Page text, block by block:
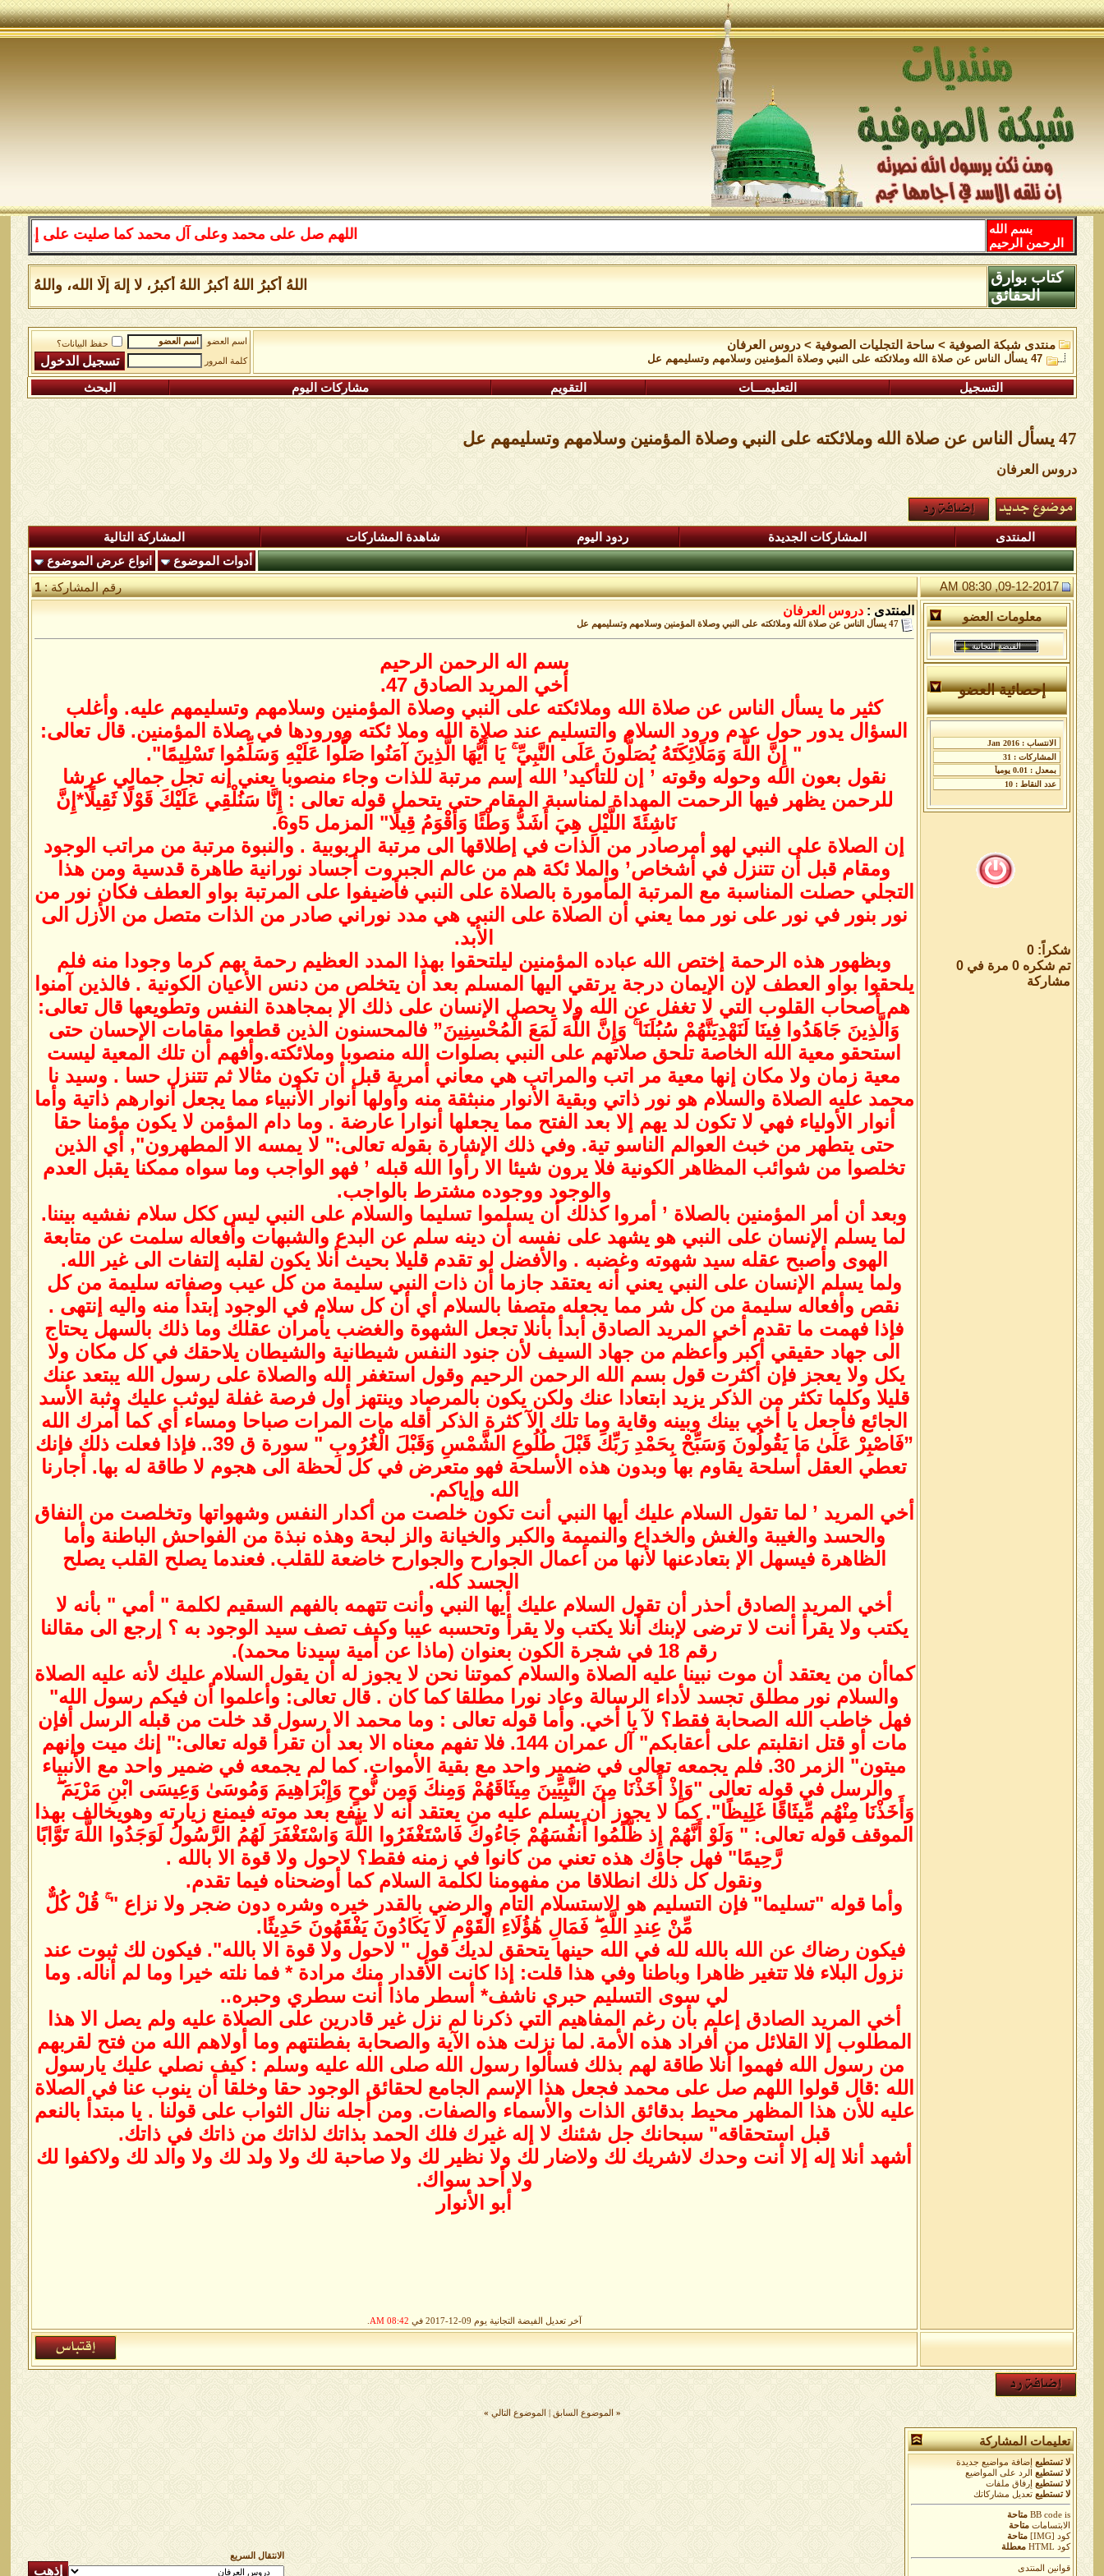
اللهم صل على محمد وعلى آل محمد كما صليت على إبراهيم وعلى
بسم الله
الرحمن الرحيم
اللهُ أكبرُ اللهُ أكبرُ اللهُ أكبرُ، لا إلهَ إلَّا الله، واللهُ
كتاب بوارق
الحقائق
منتدى شبكة الصوفية > ساحة التجليات الصوفية >دروس العرفان
47 يسأل الناس عن صلاة الله وملائكته على النبي وصلاة المؤمنين وسلامهم وتسليمهم عل
اسم العضو
حفظ البيانات؟
كلمة المرور
التسجيل التعليمـــات التقويم مشاركات اليوم البحث
47 يسأل الناس عن صلاة الله وملائكته على النبي وصلاة المؤمنين وسلامهم وتسليمهم عل
دروس العرفان
المنتدى المشاركات الجديدة ردود اليوم شاهدة المشاركات
المشاركة التالية
أدوات الموضوع
انواع عرض الموضوع
09-12-2017, 08:30 AM
رقم المشاركة :1
معلومات العضو
إحصائية العضو
شكراً: 0
تم شكره 0 مرة في 0
مشاركة
المنتدى : دروس العرفان
47 يسأل الناس عن صلاة الله وملائكته على النبي وصلاة المؤمنين وسلامهم وتسليمهم عل
بسم اله الرحمن الرحيم
أخي المريد الصادق 47.
كثير ما يسأل الناس عن صلاة الله وملائكته على النبي وصلاة المؤمنين وسلامهم وتسليمهم عليه. وأغلب
السؤال يدور حول عدم ورود السلام والتسليم عند صلاة الله وملا ئكته وورودها في صلاة المؤمنين. قال تعالى:
" إِنَّ اللَّهَ وَمَلَائِكَتَهُ يُصَلُّونَ عَلَى النَّبِيِّ ۚ يَا أَيُّهَا الَّذِينَ آمَنُوا صَلُّوا عَلَيْهِ وَسَلِّمُوا تَسْلِيمًا".
نقول بعون الله وحوله وقوته ’ إن للتأكيد’ الله إسم مرتبة للذات وجاء منصوبا يعني إنه تجل جمالي عرشا
للرحمن يظهر فيها الرحمت المهداة لمناسبة المقام حتى يتحمل قوله تعالى : إِنَّا سَنُلْقِي عَلَيْكَ قَوْلًا ثَقِيلًا*إِنَّ
نَاشِئَةَ اللَّيْلِ هِيَ أَشَدُّ وَطْئًا وَأَقْوَمُ قِيلًا" المزمل 5و6.
إن الصلاة على النبي لهو أمرصادر من الذات في إطلاقها الى مرتبة الربوبية . والنبوة مرتبة من مراتب الوجود
ومقام قبل أن تتنزل في أشخاص’ والملا ئكة هم من عالم الجبروت أجساد نورانية طاهرة قدسية ومن هذا
التجلي حصلت المناسبة مع المرتبة المأمورة بالصلاة على النبي فأضيفوا على المرتبة بواو العطف فكان نور من
نور بنور في نور على نور مما يعني أن الصلاة على النبي هي مدد نوراني صادر من الذات متصل من الأزل الى
الأبد.
وبظهور هذه الرحمة إختص الله عباده المؤمنين ليلتحقوا بهذا المدد العظيم رحمة بهم كرما وجودا منه فلم
يلحقوا بواو العطف لإن الإيمان درجة يرتقي اليها المسلم بعد أن يتخلص من دنس الأعيان الكونية . فالذين آمنوا
هم أصحاب القلوب التي لا تغفل عن الله ولا يحصل الإنسان على ذلك الإ بمجاهدة النفس وتطويعها قال تعالى:
وَالَّذِينَ جَاهَدُوا فِينَا لَنَهْدِيَنَّهُمْ سُبُلَنَا ۚ وَإِنَّ اللَّهَ لَمَعَ الْمُحْسِنِينَ” فالمحسنون الذين قطعوا مقامات الإحسان حتى
استحقو معية الله الخاصة تلحق صلاتهم على النبي بصلوات الله منصوبا وملائكته.وأفهم أن تلك المعية ليست
معية زمان ولا مكان إنها معية مر اتب والمراتب هي معاني أمرية قبل أن تكون مثالا ثم تتنزل حسا . وسيد نا
محمد عليه الصلاة والسلام هو نور ذاتي وبقية الأنوار منبثقة منه وأولها أنوار الأنبياء مما يجعل أنوارهم ذاتية وأما
أنوار الأولياء فهي لا تكون لد يهم إلا بعد الفتح مما يجعلها أنوارا عارضة . وما دام المؤمن لا يكون مؤمنا حقا
حتى يتطهر من خبث العوالم الناسو تية. وفي ذلك الإشارة بقوله تعالى:" لا يمسه الا المطهرون", أي الذين
تخلصوا من شوائب المظاهر الكونية فلا يرون شيئا الا رأوا الله قبله ’ فهو الواجب وما سواه ممكنا يقبل العدم
والوجود ووجوده مشترط بالواجب.
وبعد أن أمر المؤمنين بالصلاة ’ أمروا كذلك أن يسلموا تسليما والسلام على النبي ليس ككل سلام نفشيه بيننا.
لما يسلم الإنسان على النبي هو يشهد على نفسه أن دينه سلم عن البدع والشبهات وأفعاله سلمت عن متابعة
الهوى وأصبح عقله سيد شهوته وغضبه . والأفضل لو تقدم قليلا بحيث أنلا يكون لقلبه إلتفات الى غير الله.
ولما يسلم الإنسان على النبي يعني أنه يعتقد جازما أن ذات النبي سليمة من كل عيب وصفاته سليمة من كل
نقص وأفعاله سليمة من كل شر مما يجعله متصفا بالسلام أي أن كل سلام في الوجود إبتدأ منه واليه إنتهى .
فإذا فهمت ما تقدم أخي المريد الصادق أبدأ بأنلا تجعل الشهوة والغضب يأمران عقلك وما ذلك بالسهل يحتاج
الى جهاد حقيقي أكبر وأعظم من جهاد السيف لأن جنود النفس شيطانية والشيطان يلاحقك في كل مكان ولا
يكل ولا يعجز فإن أكثرت قول بسم الله الرحمن الرحيم وقول استغفر الله والصلاة على رسول الله يبتعد عنك
قليلا وكلما تكثر من الذكر يزيد ابتعادا عنك ولكن يكون بالمرصاد وينتهز أول فرصة غفلة ليوثب عليك وثبة الأسد
الجائع فأجعل يا أخي بينك وبينه وقاية وما تلك الآ كثرة الذكر أقله مات المرات صباحا ومساء أي كما أمرك الله
”فَاصْبِرْ عَلَىٰ مَا يَقُولُونَ وَسَبِّحْ بِحَمْدِ رَبِّكَ قَبْلَ طُلُوعِ الشَّمْسِ وَقَبْلَ الْغُرُوبِ " سورة ق 39.. فإذا فعلت ذلك فإنك
تعطي العقل أسلحة يقاوم بها وبدون هذه الأسلحة فهو متعرض في كل لحظة الى هجوم لا طاقة له بها. أجارنا
الله وإياكم.
أخي المريد ’ لما تقول السلام عليك أيها النبي أنت تكون خلصت من أكدار النفس وشهواتها وتخلصت من النفاق
والحسد والغيبة والغش والخداع والنميمة والكبر والخيانة والز لبحة وهذه نبذة من الفواحش الباطنة وأما
الظاهرة فيسهل الإ بتعادعنها لأنها من أعمال الجوارح والجوارح خاضعة للقلب. فعندما يصلح القلب يصلح
الجسد كله.
أخي المريد الصادق أحذر أن تقول السلام عليك أيها النبي وأنت تتهمه بالفهم السقيم لكلمة " أمي " بأنه لا
يكتب ولا يقرأ أنت لا ترضى لإبنك أنلا يكتب ولا يقرأ وتحسبه عيبا وكيف تصف سيد الوجود به ؟ إرجع الى مقالنا
رقم 18 في شجرة الكون بعنوان (ماذا عن أمية سيدنا محمد).
كماأن من يعتقد أن موت نبينا عليه الصلاة والسلام كموتنا نحن لا يجوز له أن يقول السلام عليك لأنه عليه الصلاة
والسلام نور مطلق تجسد لأداء الرسالة وعاد نورا مطلقا كما كان . قال تعالى: وأعلموا أن فيكم رسول الله"
فهل خاطب الله الصحابة فقط؟ لآ يا أخي. وأما قوله تعالى : وما محمد الا رسول قد خلت من قبله الرسل أفإن
مات أو قتل انقلبتم على أعقابكم" آل عمران 144. فلا تفهم معناه الا بعد أن تقرأ قوله تعالى:" إنك ميت وإنهم
ميتون" الزمر 30. فلم يجمعه تعالى في ضمير واحد مع بقية الأموات. كما لم يجمعه في ضمير واحد مع الأنبياء
والرسل في قوله تعالى "وَإِذْ أَخَذْنَا مِنَ النَّبِيِّينَ مِيثَاقَهُمْ وَمِنكَ وَمِن نُّوحٍ وَإِبْرَاهِيمَ وَمُوسَىٰ وَعِيسَى ابْنِ مَرْيَمَ ۖ
وَأَخَذْنَا مِنْهُم مِّيثَاقًا غَلِيظًا". كما لا يجوز أن يسلم عليه من يعتقد أنه لا ينفع بعد موته فيمنع زيارته وهويخالف بهذا
الموقف قوله تعالى: " وَلَوْ أَنَّهُمْ إِذ ظَّلَمُوا أَنفُسَهُمْ جَاءُوكَ فَاسْتَغْفَرُوا اللَّهَ وَاسْتَغْفَرَ لَهُمُ الرَّسُولُ لَوَجَدُوا اللَّهَ تَوَّابًا
رَّحِيمًا" فهل جاؤك هذه تعني من كانوا في زمنه فقط؟ لاحول ولا قوة الا بالله .
ونقول كل ذلك انطلاقا من مفهومنا لكلمة السلام كما أوضحناه فيما تقدم.
وأما قوله "تسليما" فإن التسليم هو الاستسلام التام والرضي بالقدر خيره وشره دون ضجر ولا نزاع " ۚ قُلْ كُلٌّ
مِّنْ عِندِ اللَّهِ ۖ فَمَالِ هَٰؤُلَاءِ الْقَوْمِ لَا يَكَادُونَ يَفْقَهُونَ حَدِيثًا.
فيكون رضاك عن الله بالله لله في الله حينها يتحقق لديك قول " لاحول ولا قوة الا بالله". فيكون لك ثبوت عند
نزول البلاء فلا تتغير ظاهرا وباطنا وفي هذا قلت: إذا كانت الأقدار منك مرادة * فما نلته خيرا وما لم أناله. وما
لي سوى التسليم حبري ناشف* أسطر ماذا أنت سطري وحبره..
أخي المريد الصادق إعلم بأن رغم المفاهيم التي ذكرنا لم نزل غير قادرين على الصلاة عليه ولم يصل الا هذا
المطلوب إلا القلائل من أفراد هذه الأمة. لما نزلت هذه الآية والصحابة بفطنتهم وما أولاهم الله من فتح لقربهم
من رسول الله فهموا أنلا طاقة لهم بذلك فسألوا رسول الله صلى الله عليه وسلم : كيف نصلي عليك يارسول
الله :قال قولوا اللهم صل على محمد فجعل هذا الإسم الجامع لحقائق الوجود حقا وخلقا أن ينوب عنا في الصلاة
عليه للأن هذا المظهر محيط بدقائق الذات والأسماء والصفات. ومن أجله ننال الثواب على قولنا . يا مبتدأ بالنعم
قبل استحقاقه" سبحانك جل شئنك لا إله غيرك فلك الحمد بذاتك لذاتك من ذاتك في ذاتك.
أشهد أنلا إله إلا أنت وحدك لاشريك لك ولاضار لك ولا نظير لك ولا صاحبة لك ولا ولد لك ولا والد لك ولاكفوا لك
ولا أحد سواك.
أبو الأنوار
آخر تعديل الفيضة التجانية يوم 09-12-2017 في 08:42 AM
« الموضوع السابق الموضوع التالي »
تعليمات المشاركة
لا تستطيع
إضافة مواضيع جديدة
لا تستطيع
الرد على المواضيع
لا تستطيع
إرفاق ملفات
لا تستطيع تعديل مشاركاتك
BB codeis
متاحة
الابتسامات متاحة
كود [IMG]
متاحة
كود HTML
معطلة
قوانين المنتدى
الانتقال السريع